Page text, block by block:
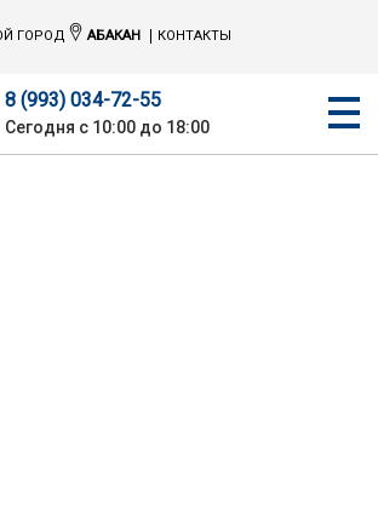
ГОРОД АБАКАН КОНТАКТЫ
8 (993) 034-72-55
Сегодня с 10:00 до 18:00